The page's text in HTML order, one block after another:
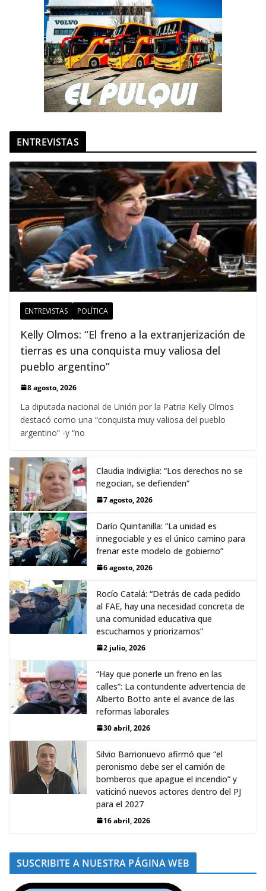
ENTREVISTAS
ENTREVISTAS POLÍTICA
Kelly Olmos: “El freno a la extranjerización de
tierras es una conquista muy valiosa del
pueblo argentino”
8 agosto, 2026
La diputada nacional de Unión por la Patria Kelly Olmos
destacó como una “conquista muy valiosa del pueblo
argentino” -y “no
Claudia Indiviglia: “Los derechos no se
negocian, se defienden”
7 agosto, 2026
Darío Quintanilla: “La unidad es
innegociable y es el único camino para
frenar este modelo de gobierno”
6 agosto, 2026
Rocío Catalá: “Detrás de cada pedido
al FAE, hay una necesidad concreta de
una comunidad educativa que
escuchamos y priorizamos”
2 julio, 2026
“Hay que ponerle un freno en las
calles”: La contundente advertencia de
Alberto Botto ante el avance de las
reformas laborales
30 abril, 2026
Silvio Barrionuevo afirmó que “el
peronismo debe ser el camión de
bomberos que apague el incendio” y
vaticinó nuevos actores dentro del PJ
para el 2027
16 abril, 2026
SUSCRIBITE A NUESTRA PÁGINA WEB